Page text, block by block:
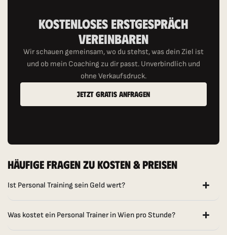
Kostenloses Erstgespräch
Vereinbaren
Wir schauen gemeinsam, wo du stehst, was dein Ziel ist
und ob mein Coaching zu dir passt. Unverbindlich und
ohne Verkaufsdruck.
Jetzt Gratis Anfragen
Häufige Fragen Zu Kosten & Preisen
Ist Personal Training sein Geld wert?
Was kostet ein Personal Trainer in Wien pro Stunde?